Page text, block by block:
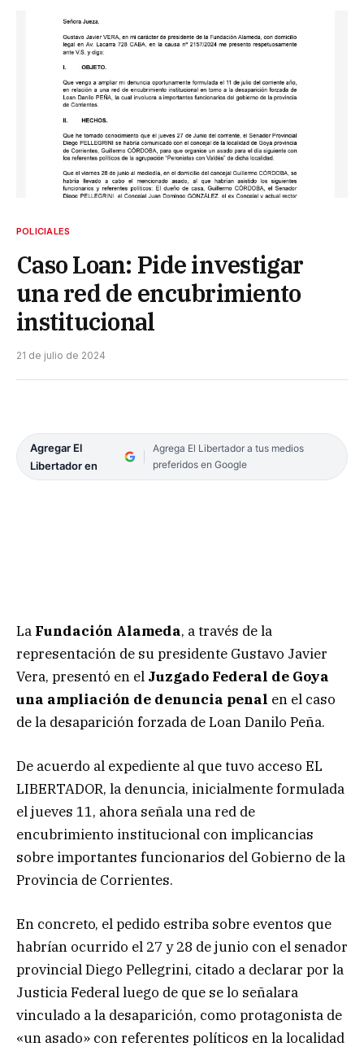
POLICIALES
Caso Loan: Pide investigar
una red de encubrimiento
institucional
21 de julio de 2024
Agregar El
Libertador en
Agrega El Libertador a tus medios
preferidos en Google
La Fundación Alameda, a través de la
representación de su presidente Gustavo Javier
Vera, presentó en el Juzgado Federal de Goya
una ampliación de denuncia penal en el caso
de la desaparición forzada de Loan Danilo Peña.
De acuerdo al expediente al que tuvo acceso EL
LIBERTADOR, la denuncia, inicialmente formulada
el jueves 11, ahora señala una red de
encubrimiento institucional con implicancias
sobre importantes funcionarios del Gobierno de la
Provincia de Corrientes.
En concreto, el pedido estriba sobre eventos que
habrían ocurrido el 27 y 28 de junio con el senador
provincial Diego Pellegrini, citado a declarar por la
Justicia Federal luego de que se lo señalara
vinculado a la desaparición, como protagonista de
«un asado» con referentes políticos en la localidad